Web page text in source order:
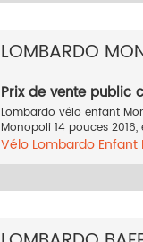
LOMBARDO
Prix de vente public
Lombardo vélo enfant
Monopoli 14 pouces
Vélo Lombardo Enfant
2016